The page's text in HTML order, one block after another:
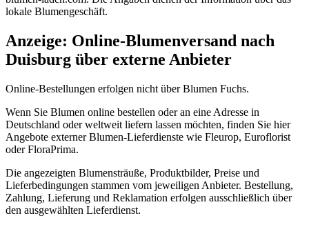
lokale Blumengeschäft.
Anzeige: Online-Blumenversand nach
Duisburg über externe Anbieter
Online-Bestellungen erfolgen nicht über Blumen Fuchs.
Wenn Sie Blumen online bestellen oder an eine Adresse in
Deutschland oder weltweit liefern lassen möchten, finden Sie hier
Angebote externer Blumen-Lieferdienste wie Fleurop, Euroflorist
oder FloraPrima.
Die angezeigten Blumensträuße, Produktbilder, Preise und
Lieferbedingungen stammen vom jeweiligen Anbieter. Bestellung,
Zahlung, Lieferung und Reklamation erfolgen ausschließlich über
den ausgewählten Lieferdienst.